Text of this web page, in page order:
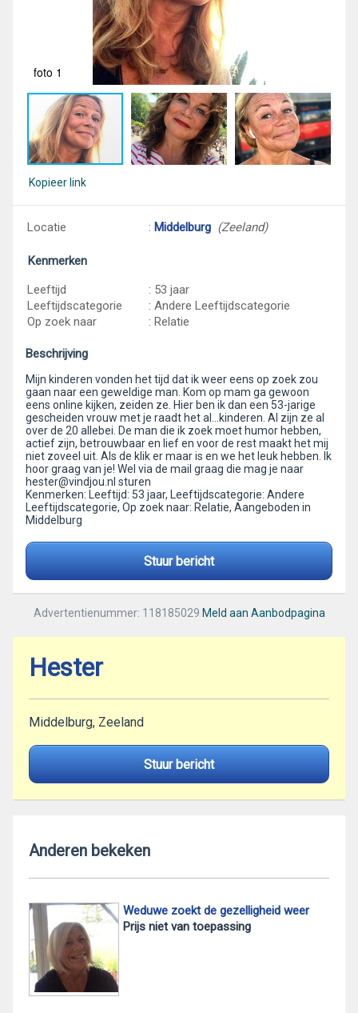
foto 1
Kopieer link
Locatie : Middelburg (Zeeland)
Kenmerken
Leeftijd
: 53 jaar
Leeftijdscategorie
: Andere Leeftijdscategorie
Op zoek naar
: Relatie
Beschrijving
Mijn kinderen vonden het tijd dat ik weer eens op zoek zou
gaan naar een geweldige man. Kom op mam ga gewoon
eens online kijken, zeiden ze. Hier ben ik dan een 53-jarige
gescheiden vrouw met je raadt het al…kinderen. Al zijn ze al
over de 20 allebei. De man die ik zoek moet humor hebben,
actief zijn, betrouwbaar en lief en voor de rest maakt het mij
niet zoveel uit. Als de klik er maar is en we het leuk hebben. Ik
hoor graag van je! Wel via de mail graag die mag je naar
hester@vindjou.nl sturen
Kenmerken: Leeftijd: 53 jaar, Leeftijdscategorie: Andere
Leeftijdscategorie, Op zoek naar: Relatie, Aangeboden in
Middelburg
Stuur bericht
Advertentienummer: 118185029 Meld aan Aanbodpagina
Hester
Middelburg, Zeeland
Stuur bericht
Anderen bekeken
Weduwe zoekt de gezelligheid weer
Prijs niet van toepassing